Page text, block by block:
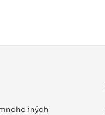
iných